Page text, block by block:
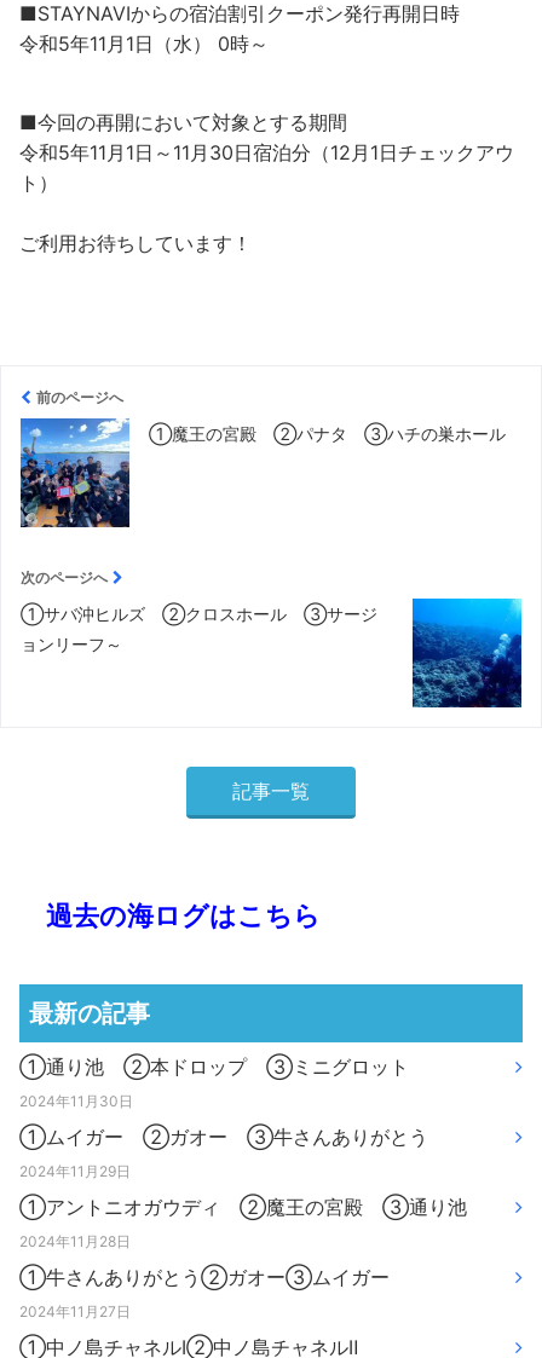
■STAYNAVIからの宿泊割引クーポン発行再開日時
令和5年11月1日（水） 0時～
■今回の再開において対象とする期間
令和5年11月1日～11月30日宿泊分（12月1日チェックアウ
ト）
ご利用お待ちしています！
前のページへ
①魔王の宮殿 ②パナタ ③ハチの巣ホール
次のページへ
①サバ沖ヒルズ ②クロスホール ③サージ
ョンリーフ～
記事一覧
過去の海ログはこちら
最新の記事
①通り池 ②本ドロップ ③ミニグロット
2024年11月30日
①ムイガー ②ガオー ③牛さんありがとう
2024年11月29日
①アントニオガウディ ②魔王の宮殿 ③通り池
2024年11月28日
①牛さんありがとう②ガオー③ムイガー
2024年11月27日
①中ノ島チャネルⅠ②中ノ島チャネルⅡ